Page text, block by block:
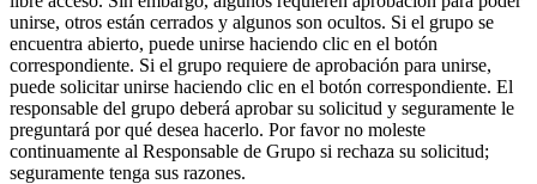
unirse, otros están cerrados y algunos son ocultos. Si el grupo se
encuentra abierto, puede unirse haciendo clic en el botón
correspondiente. Si el grupo requiere de aprobación para unirse,
puede solicitar unirse haciendo clic en el botón correspondiente. El
responsable del grupo deberá aprobar su solicitud y seguramente le
preguntará por qué desea hacerlo. Por favor no moleste
continuamente al Responsable de Grupo si rechaza su solicitud;
seguramente tenga sus razones.